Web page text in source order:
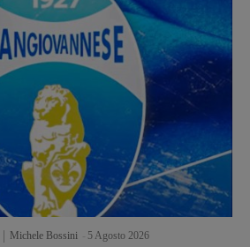
Michele Bossini 5 Agosto 2026